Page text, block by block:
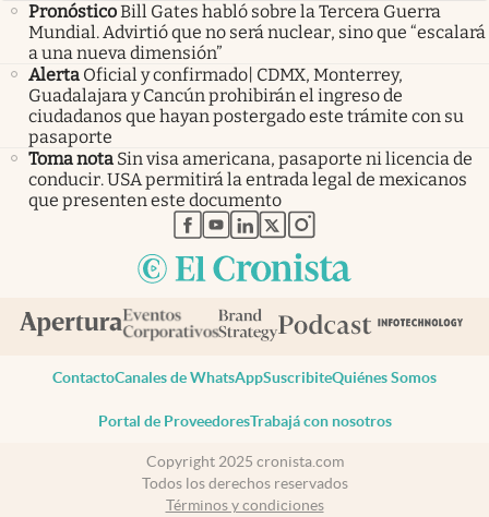
PronósticoBill Gates habló sobre la Tercera Guerra
Mundial. Advirtió que no será nuclear, sino que “escalará
a una nueva dimensión”
Alerta Oficial y confirmado| CDMX, Monterrey,
Guadalajara y Cancún prohibirán el ingreso de
ciudadanos que hayan postergado este trámite con su
pasaporte
Toma nota Sin visa americana, pasaporte ni licencia de
conducir. USA permitirá la entrada legal de mexicanos
que presenten este documento
abre en nueva pestaña
abre en nueva pestaña
abre en nueva pestaña
abre en nueva pestaña
abre en nueva pestaña
ContactoCanales de WhatsAppSuscribiteQuiénes Somos
Portal de ProveedoresTrabajá con nosotros
Copyright 2025 cronista.com
Todos los derechos reservados
Términos y condiciones